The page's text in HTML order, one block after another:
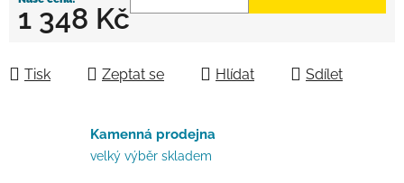
1 348 Kč
Tisk Zeptat se Hlídat Sdílet
Kamenná prodejna
velký výběr skladem